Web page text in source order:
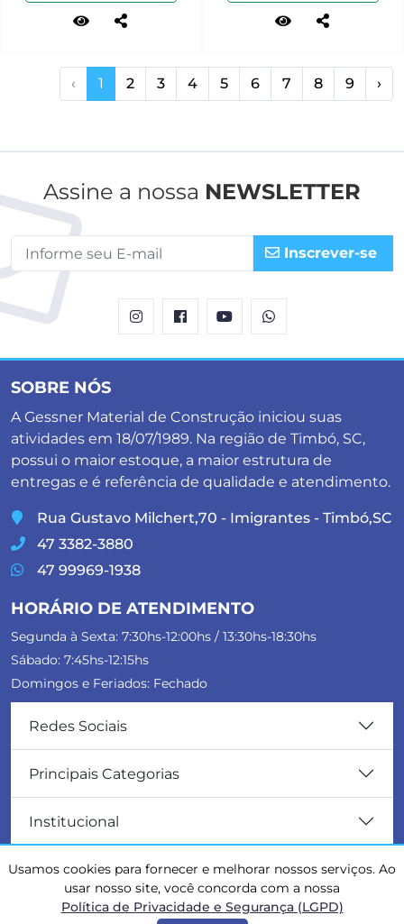
‹ 1 2 3 4 5 6 7 8 9 ›
Assine a nossa NEWSLETTER
Inscrever-se
SOBRE NÓS
A Gessner Material de Construção iniciou suas
atividades em 18/07/1989. Na região de Timbó, SC,
possui o maior estoque, a maior estrutura de
entregas e é referência de qualidade e atendimento.
Rua Gustavo Milchert,70 - Imigrantes - Timbó,SC
47 3382-3880
47 99969-1938
HORÁRIO DE ATENDIMENTO
Segunda à Sexta: 7:30hs-12:00hs / 13:30hs-18:30hs
Sábado: 7:45hs-12:15hs
Domingos e Feriados: Fechado
Redes Sociais
Principais Categorias
Institucional
©2026 Todos os direitos reservados - Gessner Material de Construção
Ltda - CNPJ 76.840.594/0001-00 - Preços apresentados a vista para
pagamento em dinheiro, cartão de débito ou PIX. Imagens
Usamos cookies para fornecer e melhorar nossos serviços. Ao
usar nosso site, você concorda com a nossa
Política de Privacidade e Segurança (LGPD)